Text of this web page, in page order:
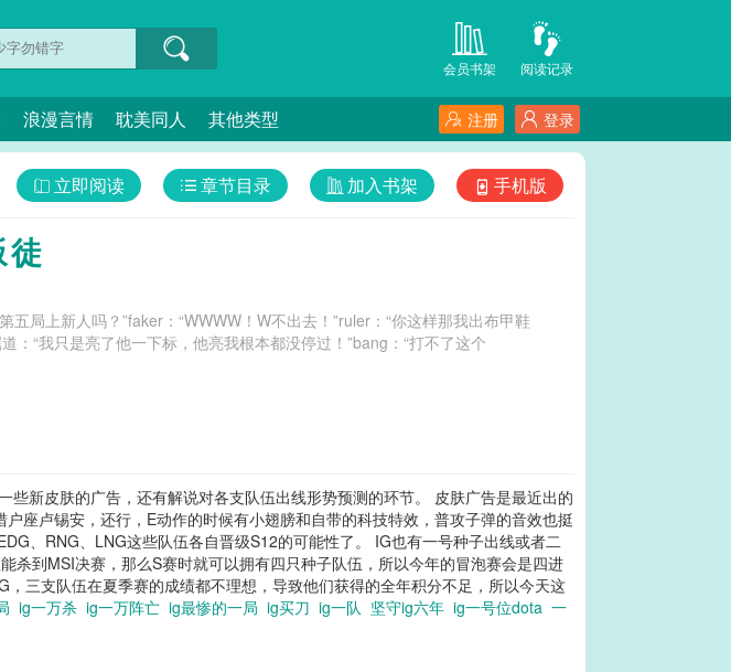
阅读记录
会员书架
浪漫言情 耽美同人 其他类型 登录
注册
手机版
加入书架
章节目录
立即阅读
局上新人吗？”faker：“WWWW！W不出去！”ruler：“你这样那我出布甲鞋
：“我只是亮了他一下标，他亮我根本都没停过！”bang：“打不了这个
新皮肤的广告，还有解说对各支队伍出线形势预测的环节。 皮肤广告是最近出的
座卢锡安，还行，E动作的时候有小翅膀和自带的科技特效，普攻子弹的音效也挺
、RNG、LNG这些队伍各自晋级S12的可能性了。 IG也有一号种子出线或者二
到MSI决赛，那么S赛时就可以拥有四只种子队伍，所以今年的冒泡赛会是四进
三支队伍在夏季赛的成绩都不理想，导致他们获得的全年积分不足，所以今天这
ig一万杀 ig一万阵亡 ig最惨的一局 ig买刀 ig一队 坚守ig六年 ig一号位dota 一